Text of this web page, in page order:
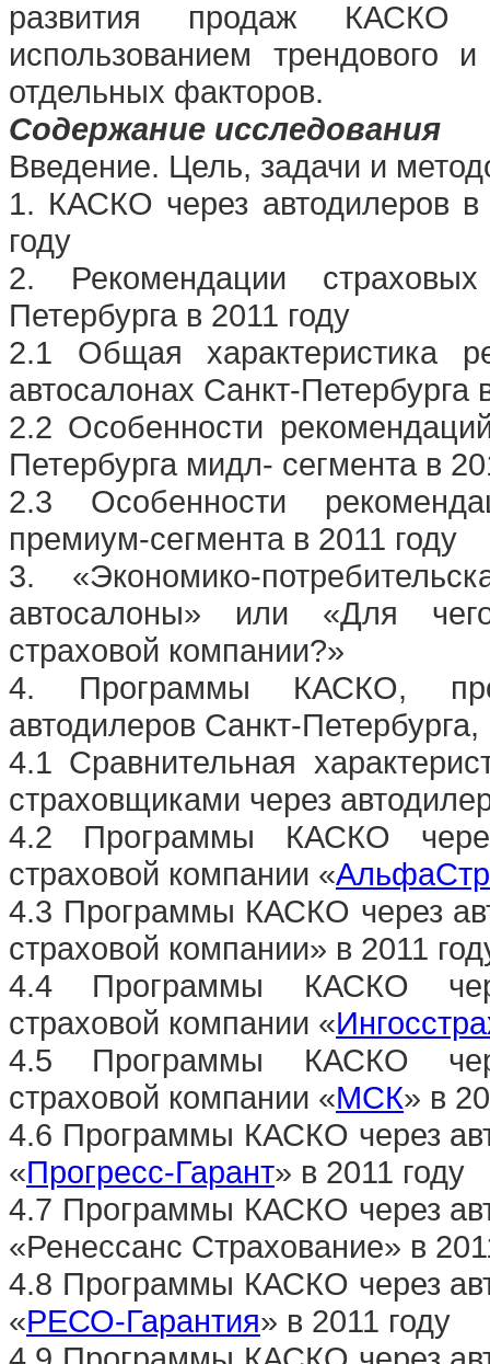
развития продаж КАСКО
использованием трендового
отдельных факторов.
Содержание исследования
Введение. Цель, задачи и
1. КАСКО через автодилеров в
году
2. Рекомендации
Петербурга в 2011 году
2.1 Общая характеристика
автосалонах Санкт-Петербурга
2.2 Особенности
Петербурга мидл- сегмента в
2.3 Особенности
премиум-сегмента в 2011 году
3. «Экономико-
автосалоны» или «Для
страховой компании?»
4. Программы КАСКО,
автодилеров Санкт-Петербурга,
4.1 Сравнительная
страховщиками через
4.2 Программы КАСКО
страховой компании «
4.3 Программы КАСКО через
страховой компании» в 2011
4.4 Программы КАСКО
страховой компании «
4.5 Программы КАСКО
страховой компании «МСК» в
4.6 Программы КАСКО через
«Прогресс-Гарант» в 2011 году
4.7 Программы КАСКО через
«Ренессанс Страхование» в
4.8 Программы КАСКО через
«РЕСО-Гарантия» в 2011 году